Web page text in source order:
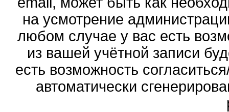
на усмотрение
любом случае у вас есть
из вашей учётной записи
есть возможность
автоматически